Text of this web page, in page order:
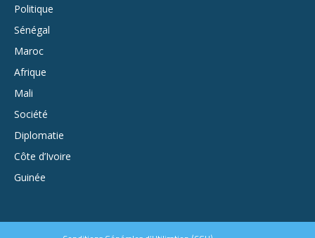
Politique
Sénégal
Maroc
Afrique
Mali
Société
Diplomatie
Côte d’Ivoire
Guinée